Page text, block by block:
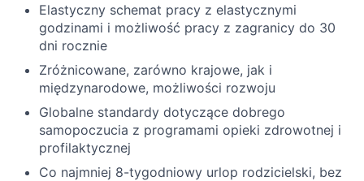
Elastyczny schemat pracy z elastycznymi
godzinami i możliwość pracy z zagranicy do 30
dni rocznie
Zróżnicowane, zarówno krajowe, jak i
międzynarodowe, możliwości rozwoju
Globalne standardy dotyczące dobrego
samopoczucia z programami opieki zdrowotnej i
profilaktycznej
Co najmniej 8-tygodniowy urlop rodzicielski, bez